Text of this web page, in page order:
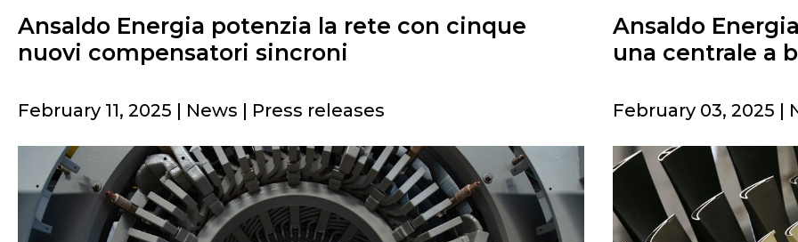
Ansaldo Energia potenzia la rete con cinque
nuovi compensatori sincroni
February 11, 2025 | News | Press releases
Ansaldo
una centrale a
February 03, 2025 |